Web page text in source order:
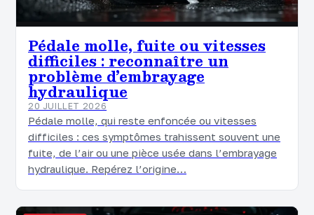
Pédale molle, fuite ou vitesses
difficiles : reconnaître un
problème d’embrayage
hydraulique
20 JUILLET 2026
Pédale molle, qui reste enfoncée ou vitesses
difficiles : ces symptômes trahissent souvent une
fuite, de l’air ou une pièce usée dans l’embrayage
hydraulique. Repérez l’origine…